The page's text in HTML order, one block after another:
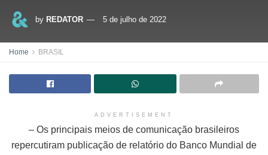
by REDATOR 5 de julho de 2022
Home BRASIL
ADVERTISEMENT
– Os principais meios de comunicação brasileiros
repercutiram publicação de relatório do Banco Mundial de